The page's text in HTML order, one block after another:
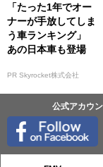
「たった1年でオー
ナーが手放してしま
う車ランキング」
あの日本車も登場
PR Skyrocket株式会社
公式アカウ